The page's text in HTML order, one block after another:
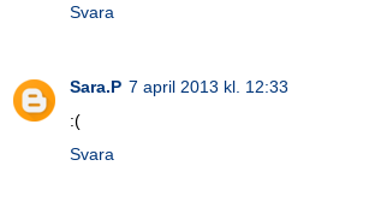
Svara
Sara.P 7 april 2013 kl. 12:33
:(
Svara